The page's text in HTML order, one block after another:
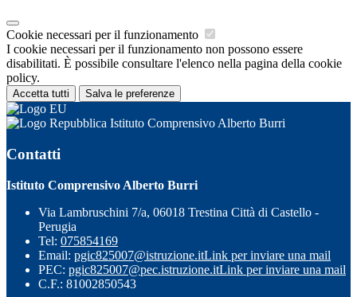
Cookie necessari per il funzionamento
I cookie necessari per il funzionamento non possono essere
disabilitati. È possibile consultare l'elenco nella pagina della cookie
policy.
Accetta tutti Salva le preferenze
Istituto Comprensivo Alberto Burri
Contatti
Istituto Comprensivo Alberto Burri
Via Lambruschini 7/a, 06018 Trestina Città di Castello -
Perugia
Tel: 075854169
Email: pgic825007@istruzione.itLink per inviare una mail
PEC: pgic825007@pec.istruzione.itLink per inviare una mail
C.F.: 81002850543